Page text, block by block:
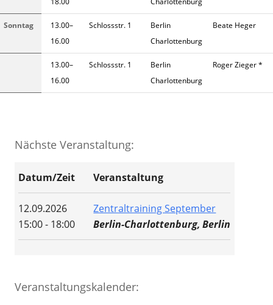
Sonntag
13.00–
16.00
Schlossstr. 1
Berlin
Charlottenburg
Beate Heger
13.00–
16.00
Schlossstr. 1
Berlin
Charlottenburg
Roger Zieger *
Nächste Veranstaltung:
Datum/Zeit Veranstaltung
12.09.2026
15:00 - 18:00
Zentraltraining September
Berlin-Charlottenburg, Berlin
Veranstaltungskalender: